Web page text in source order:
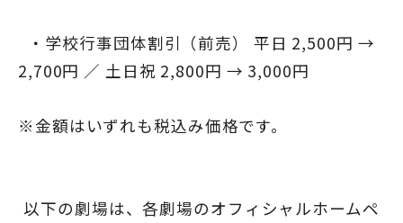
・学校行事団体割引（前売） 平日 2,500円 →
2,700円 ／ 土日祝 2,800円 → 3,000円
※金額はいずれも税込み価格です。
以下の劇場は、各劇場のオフィシャルホームペ